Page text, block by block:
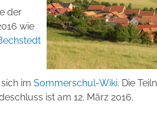
der
wie
im Sommerschul-Wiki. Die
ist am 12. März 2016.